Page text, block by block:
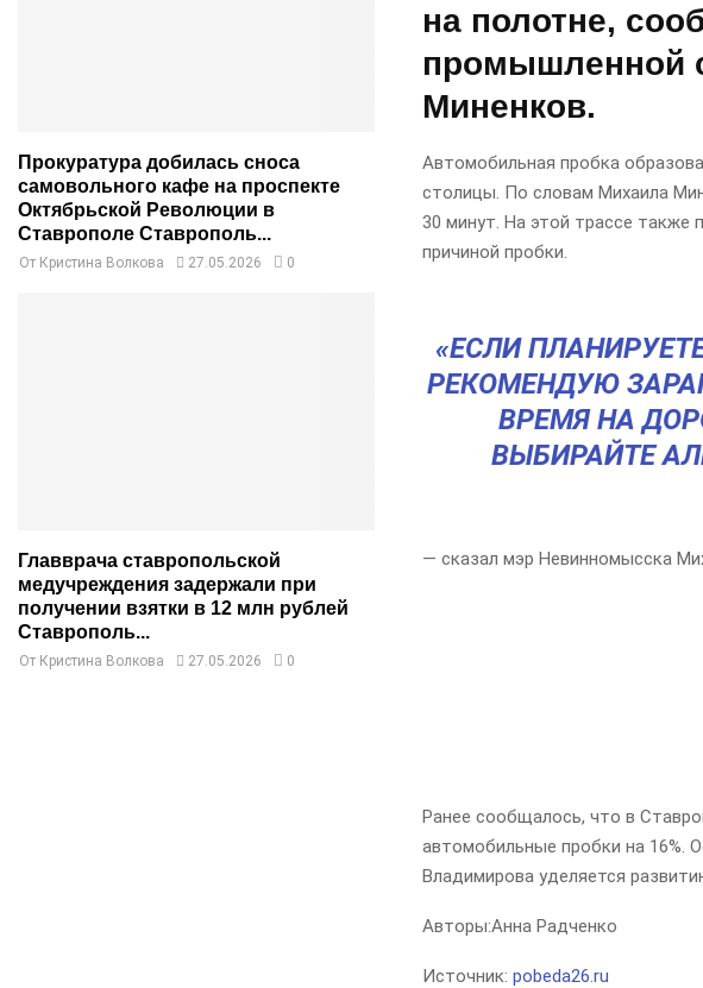
на полотне,
промышленной
Миненков.
Автомобильная пробка
столицы. По словам Михаила
30 минут. На этой трассе
причиной пробки.
«ЕСЛИ
РЕКОМЕНДУЮ
ВРЕМЯ НА
ВЫБИРАЙТЕ
— сказал мэр Невинномысска
Ранее сообщалось, что в
автомобильные пробки на 16%.
Владимирова уделяется
Авторы:Анна Радченко
Источник: pobeda26.ru
Прокуратура добилась сноса
самовольного кафе на проспекте
Октябрьской Революции в
Ставрополе Ставрополь...
От Кристина Волкова 27.05.2026 0
Главврача ставропольской
медучреждения задержали при
получении взятки в 12 млн рублей
Ставрополь...
От Кристина Волкова 27.05.2026 0